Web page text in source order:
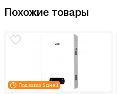
Похожие товары
Под заказ 5 дней